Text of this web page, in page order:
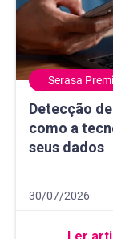
Serasa
Detecção
como a
seus dados
Detecção de
Data de
30/07/2026
14 minutos de